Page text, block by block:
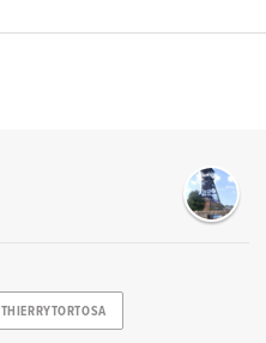
THIERRYTORTOSA